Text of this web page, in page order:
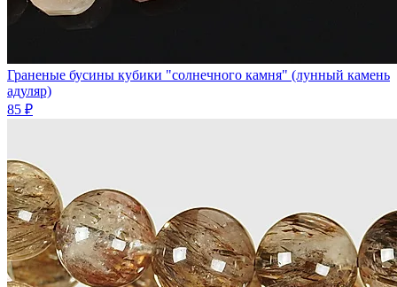
Граненые бусины кубики "солнечного камня" (лунный камень
адуляр)
85 ₽